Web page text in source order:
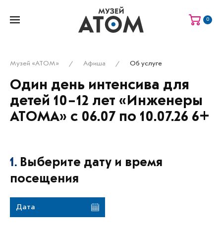
0
Музей «АТОМ» Афиша Об услуге
Один день интенсива для
детей 10–12 лет «Инженеры
АТОМА» с 06.07 по 10.07.26 6+
1. Выберите дату и время
посещения
Дата